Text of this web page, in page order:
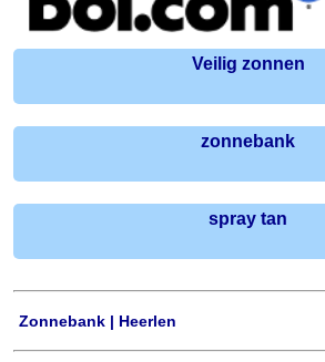
Veilig zonnen
zonnebank
spray tan
Zonnebank | Heerlen